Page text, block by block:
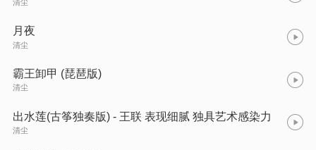
清尘
月夜
清尘
霸王卸甲 (琵琶版)
清尘
出水莲(古筝独奏版) - 王联 表现细腻 独具艺术感染力
清尘